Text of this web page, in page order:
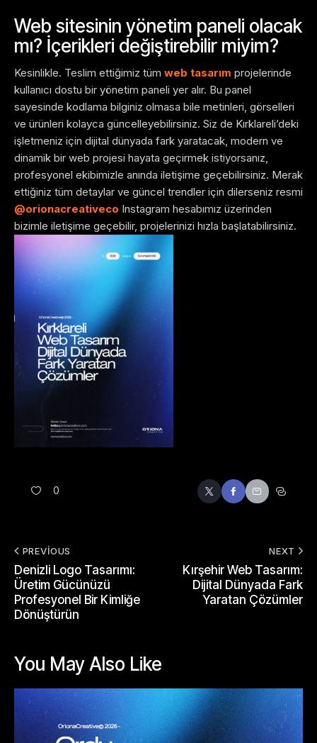
Web sitesinin yönetim paneli olacak
mı? İçerikleri değiştirebilir miyim?
Kesinlikle. Teslim ettiğimiz tüm web tasarım projelerinde
kullanıcı dostu bir yönetim paneli yer alır. Bu panel
sayesinde kodlama bilginiz olmasa bile metinleri, görselleri
ve ürünleri kolayca güncelleyebilirsiniz. Siz de Kırklareli’deki
işletmeniz için dijital dünyada fark yaratacak, modern ve
dinamik bir web projesi hayata geçirmek istiyorsanız,
profesyonel ekibimizle anında iletişime geçebilirsiniz. Merak
ettiğiniz tüm detaylar ve güncel trendler için dilerseniz resmi
@orionacreativeco Instagram hesabımız üzerinden
bizimle iletişime geçebilir, projelerinizi hızla başlatabilirsiniz.
0
PREVIOUS
Denizli Logo Tasarımı:
Üretim Gücünüzü
Profesyonel Bir Kimliğe
Dönüştürün
NEXT
Kırşehir Web Tasarım:
Dijital Dünyada Fark
Yaratan Çözümler
You May Also Like